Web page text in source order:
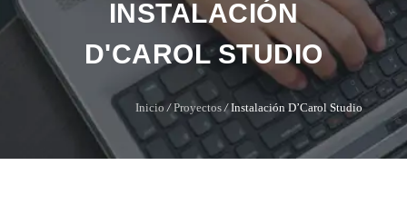
INSTALACIÓN
D'CAROL STUDIO
Inicio / Proyectos / Instalación D’Carol Studio